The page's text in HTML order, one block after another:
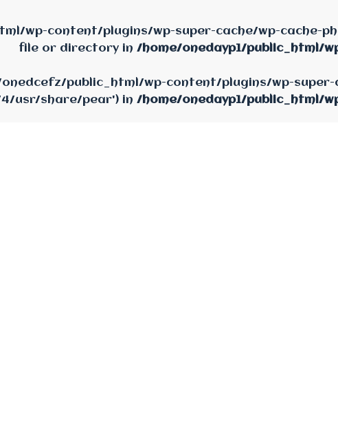
wp-content/plugins/wp-super-cache/wp-cache-
file or directory in /home/onedayp1/public_html/
onedcefz/public_html/wp-content/plugins/wp-
usr/share/pear') in /home/onedayp1/public_html/